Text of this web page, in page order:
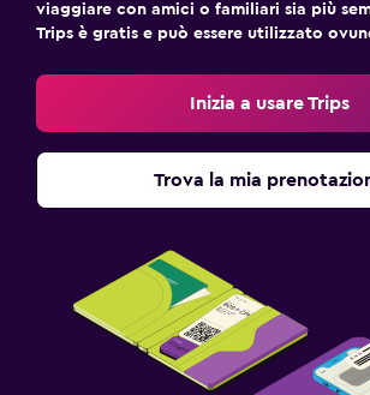
viaggiare con amici o familiari sia più
Trips è gratis e può essere utilizzato
Inizia a usare Trips
Trova la mia